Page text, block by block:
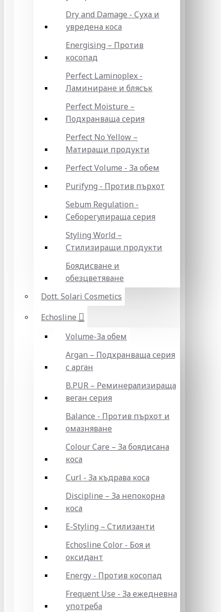
Dry and Damage - Суха и
увредена коса
Energising – Против
косопад
Perfect Laminoplex -
Ламиниране и блясък
Perfect Moisture –
Подхранваща серия
Perfect No Yellow –
Матиращи продукти
Perfect Volume - За обем
Purifyng - Против пърхот
Sebum Regulation -
Себорегулираща серия
Styling World –
Стилизиращи продукти
Боядисване и
обезцветяване
Dott. Solari Cosmetics
Echosline
Volume-За обем
Argan – Подхранваща серия
с арган
B.PUR – Реминерализираща
веган серия
Balance - Против пърхот и
омазняване
Colour Care – За боядисана
коса
Curl - За къдрава коса
Discipline – За непокорна
коса
E-Styling – Стилизанти
Echosline Color - Боя и
оксидант
Energy - Против косопад
Frequent Use - За ежедневна
употреба